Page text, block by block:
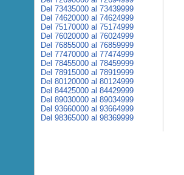
Del 73435000 al 73439999
Del 74620000 al 74624999
Del 75170000 al 75174999
Del 76020000 al 76024999
Del 76855000 al 76859999
Del 77470000 al 77474999
Del 78455000 al 78459999
Del 78915000 al 78919999
Del 80120000 al 80124999
Del 84425000 al 84429999
Del 89030000 al 89034999
Del 93660000 al 93664999
Del 98365000 al 98369999